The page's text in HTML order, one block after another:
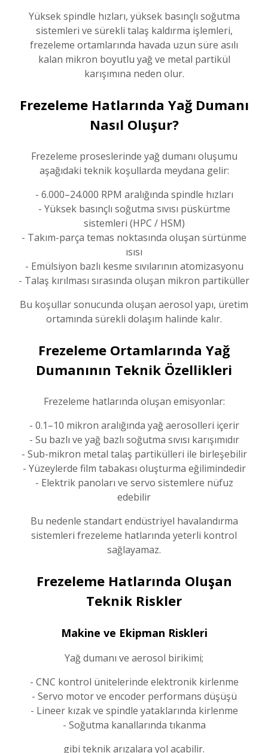
Yüksek spindle hızları, yüksek basınçlı soğutma
sistemleri ve sürekli talaş kaldırma işlemleri,
frezeleme ortamlarında havada uzun süre asılı
kalan mikron boyutlu yağ ve metal partikül
karışımına neden olur.
Frezeleme Hatlarında Yağ Dumanı
Nasıl Oluşur?
Frezeleme proseslerinde yağ dumanı oluşumu
aşağıdaki teknik koşullarda meydana gelir:
- 6.000–24.000 RPM aralığında spindle hızları
- Yüksek basınçlı soğutma sıvısı püskürtme
sistemleri (HPC / HSM)
- Takım-parça temas noktasında oluşan sürtünme
ısısı
- Emülsiyon bazlı kesme sıvılarının atomizasyonu
- Talaş kırılması sırasında oluşan mikron partiküller
Bu koşullar sonucunda oluşan aerosol yapı, üretim
ortamında sürekli dolaşım halinde kalır.
Frezeleme Ortamlarında Yağ
Dumanının Teknik Özellikleri
Frezeleme hatlarında oluşan emisyonlar:
- 0.1–10 mikron aralığında yağ aerosolleri içerir
- Su bazlı ve yağ bazlı soğutma sıvısı karışımıdır
- Sub-mikron metal talaş partikülleri ile birleşebilir
- Yüzeylerde film tabakası oluşturma eğilimindedir
- Elektrik panoları ve servo sistemlere nüfuz
edebilir
Bu nedenle standart endüstriyel havalandırma
sistemleri frezeleme hatlarında yeterli kontrol
sağlayamaz.
Frezeleme Hatlarında Oluşan
Teknik Riskler
Makine ve Ekipman Riskleri
Yağ dumanı ve aerosol birikimi;
- CNC kontrol ünitelerinde elektronik kirlenme
- Servo motor ve encoder performans düşüşü
- Lineer kızak ve spindle yataklarında kirlenme
- Soğutma kanallarında tıkanma
gibi teknik arızalara yol açabilir.